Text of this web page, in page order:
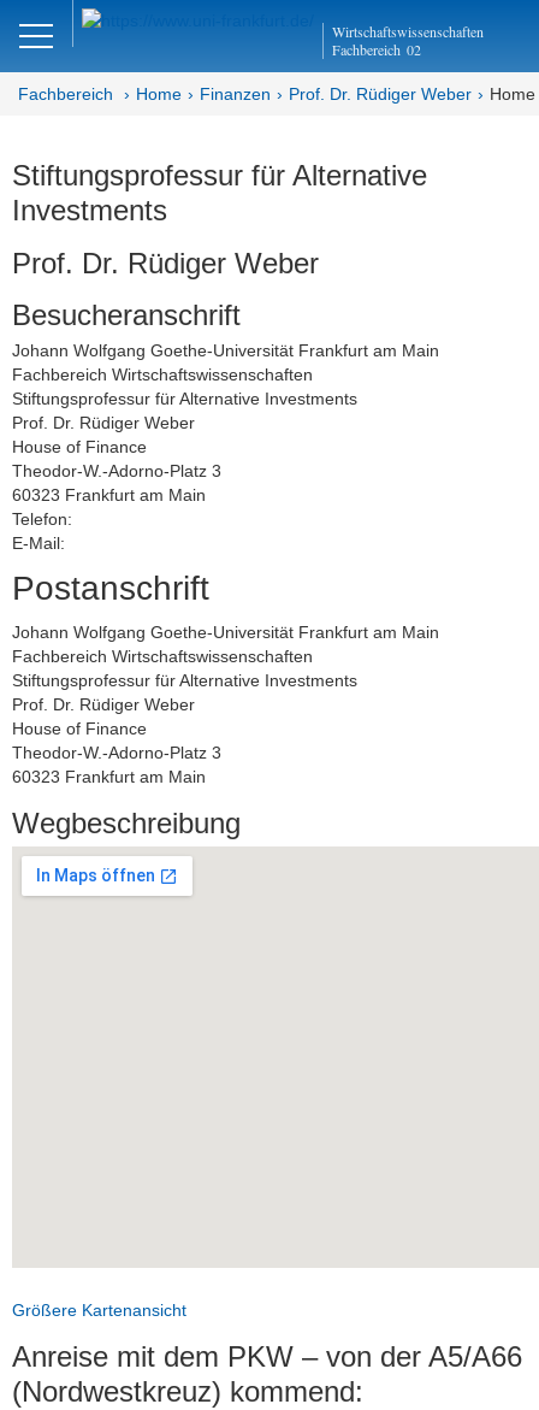
Wirtschaftswissenschaften
Fachbereich 02
DE Close
Finanzen
Home - Abteilung Finanzen
Home - Professur Weber
Team
Fachbereich Home Finanzen Prof. Dr. Rüdiger Weber
Stiftungsprofessur für Alternative
Investments
Prof. Dr. Rüdiger Weber
Besucheranschrift
Johann Wolfgang Goethe-Universität Frankfurt am Main
Fachbereich Wirtschaftswissenschaften
Stiftungsprofessur für Alternative Investments
Prof. Dr. Rüdiger Weber
House of Finance
Theodor-W.-Adorno-Platz 3
60323 Frankfurt am Main
Telefon:
E-Mail:
Postanschrift
Johann Wolfgang Goethe-Universität Frankfurt am Main
Fachbereich Wirtschaftswissenschaften
Stiftungsprofessur für Alternative Investments
Prof. Dr. Rüdiger Weber
House of Finance
Theodor-W.-Adorno-Platz 3
60323 Frankfurt am Main
Wegbeschreibung
Größere Kartenansicht
Anreise mit dem PKW – von der A5/A66
(Nordwestkreuz) kommend: